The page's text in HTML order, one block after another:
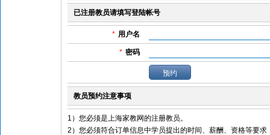
已注册教员请填写登陆帐号
* 用户名
* 密码
教员预约注意事项
1）您必须是上海家教网的注册教员。
2）您必须符合订单信息中学员提出的时间、薪酬、资格等要